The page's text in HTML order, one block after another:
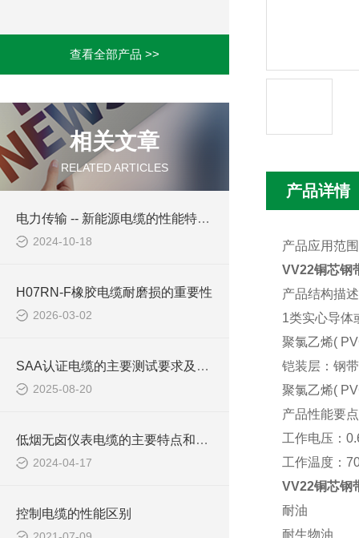
查看全部产品 >>
相关文章
RELATED ARTICLES
电力传输 -- 新能源电缆的性能特点有哪些？
2024-10-18
H07RN-F橡胶电缆耐磨损的重要性
2026-03-02
SAA认证电缆的主要测试要求及应用领域
2025-08-20
低烟无卤仪表电缆的主要特点和应用范围
2024-04-17
控制电缆的性能区别
产品详情
产品应用范
VV22铜芯钢
产品结构描
1类实心导体
聚氯乙烯(
铠装层：钢
聚氯乙烯(
产品性能要
工作电压：
工作温度：
VV22铜芯钢
耐油
耐生物油